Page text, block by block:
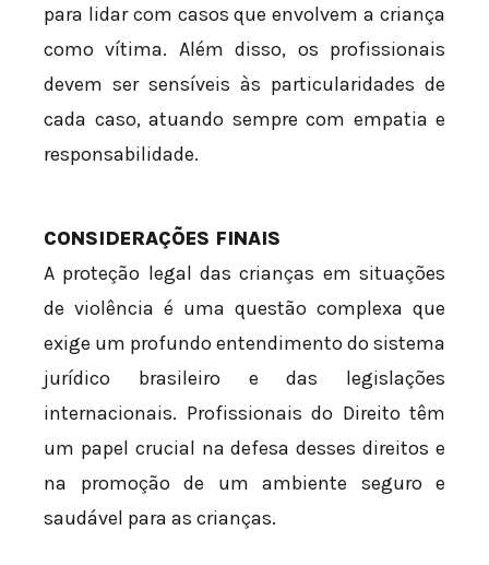
para lidar com casos que envolvem a criança
como vítima. Além disso, os profissionais
devem ser sensíveis às particularidades de
cada caso, atuando sempre com empatia e
responsabilidade.
CONSIDERAÇÕES FINAIS
A proteção legal das crianças em situações
de violência é uma questão complexa que
exige um profundo entendimento do sistema
jurídico brasileiro e das legislações
internacionais. Profissionais do Direito têm
um papel crucial na defesa desses direitos e
na promoção de um ambiente seguro e
saudável para as crianças.